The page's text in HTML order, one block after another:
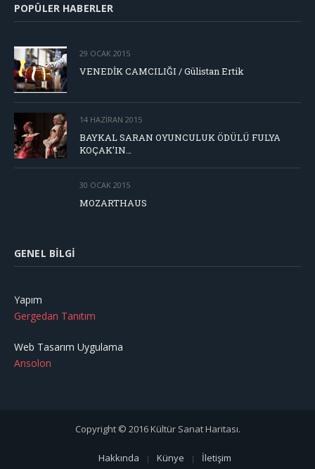
POPÜLER HABERLER
29 OCAK 2015
VENEDİK CAMCILIĞI / Gülistan Ertik
14 HAZIRAN 2015
BAYKAL SARAN OYUNCULUK ÖDÜLÜ FULYA
KOÇAK’IN…
30 OCAK 2015
MOZARTHAUS
GENEL BILGI
Yapım
Gergedan Tanıtım
Web Tasarım Uygulama
Ansolon
Copyright © 2016 Kültür Sanat Haritası.
Hakkında Künye İletişim